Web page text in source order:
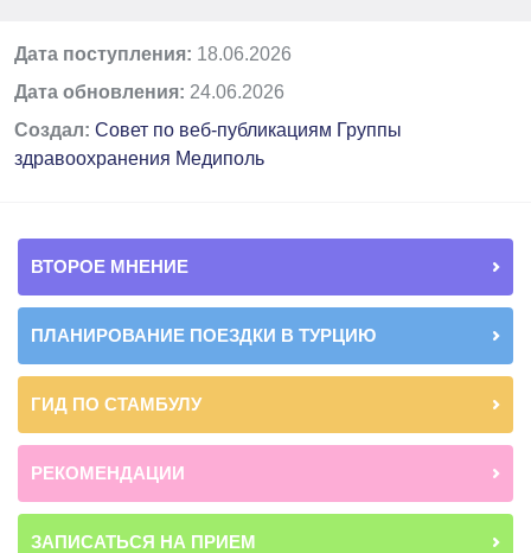
Дата поступления: 18.06.2026
Дата обновления: 24.06.2026
Создал: Совет по веб-публикациям Группы
здравоохранения Медиполь
ВТОРОЕ МНЕНИЕ
ПЛАНИРОВАНИЕ ПОЕЗДКИ В ТУРЦИЮ
ГИД ПО СТАМБУЛУ
РЕКОМЕНДАЦИИ
ЗАПИСАТЬСЯ НА ПРИЕМ